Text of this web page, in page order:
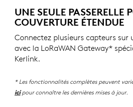
UNE SEULE PASSERELLE
COUVERTURE ÉTENDUE
Connectez plusieurs capteurs sur
avec la LoRaWAN Gateway*
Kerlink.
* Les fonctionnalités complètes peuvent
icipour connaître les dernières mises à jour.